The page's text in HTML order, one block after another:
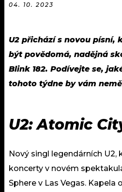
04. 10. 2023
U2 přichází s novou písní,
být povědomá, nadějná
Blink 182. Podívejte se,
tohoto týdne by vám
U2: Atomic
Nový singl legendárních
koncerty v novém
Sphere v Las Vegas. Kapela